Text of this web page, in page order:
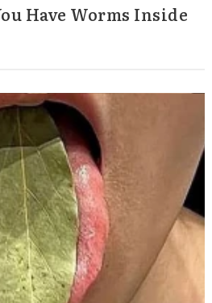
Have Worms Inside